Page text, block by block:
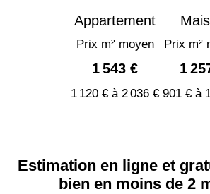
Appartement
Prix m² moyen
1 543 €
1 120 € à 2 036 €
Prix m²
1
901 € à
Estimation en ligne et
bien en moins de 2